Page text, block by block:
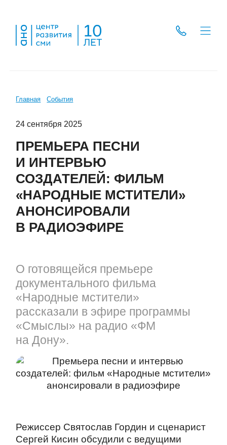
Главная События
24 сентября 2025
ПРЕМЬЕРА ПЕСНИ
И ИНТЕРВЬЮ
СОЗДАТЕЛЕЙ: ФИЛЬМ
«НАРОДНЫЕ МСТИТЕЛИ»
АНОНСИРОВАЛИ
В РАДИОЭФИРЕ
О готовящейся премьере
документального фильма
«Народные мстители»
рассказали в эфире программы
«Смыслы» на радио «ФМ
на Дону».
Режиссер Святослав Гордин и сценарист
Сергей Кисин обсудили с ведущими